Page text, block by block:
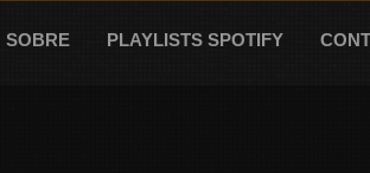
SOBRE PLAYLISTS SPOTIFY